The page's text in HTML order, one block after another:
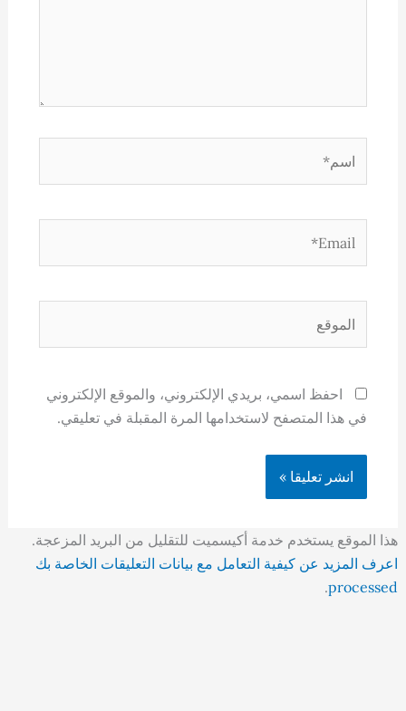
احفظ اسمي، بريدي الإلكتروني، والموقع الإلكتروني
في هذا المتصفح لاستخدامها المرة المقبلة في تعليقي.
هذا الموقع يستخدم خدمة أكيسميت للتقليل من البريد المزعجة.
اعرف المزيد عن كيفية التعامل مع بيانات التعليقات الخاصة بك
processed
.